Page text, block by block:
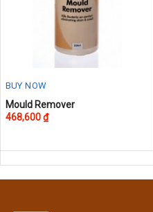
BUY NOW
Mould Remover
468,600₫